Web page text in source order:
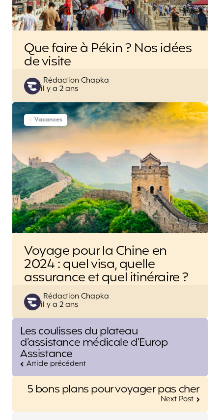
Que faire à Pékin ? Nos idées
de visite
Posted
by
Rédaction Chapka
il y a 2 ans
Vacances
Voyage pour la Chine en
2024 : quel visa, quelle
assurance et quel itinéraire ?
Posted
by
Rédaction Chapka
il y a 2 ans
Post
navigation
Les coulisses du plateau
d’assistance médicale d’Europ
Assistance
Article précédent
5 bons plans pour voyager pas cher
Next Post